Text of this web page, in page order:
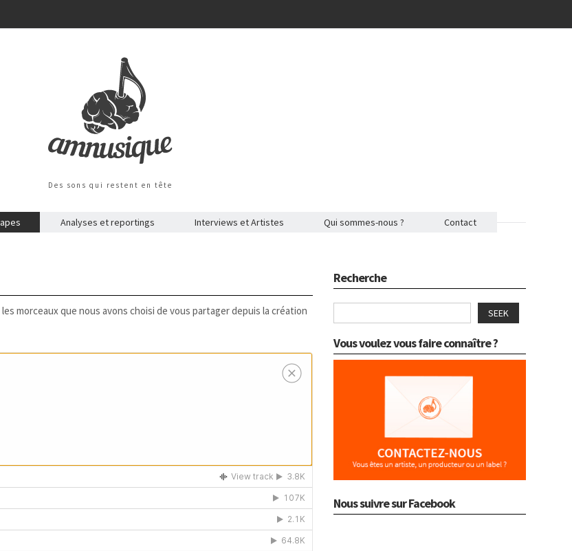
Des sons qui restent en tête
Analyses et reportings Interviews et Artistes Qui sommes-nous ? Contact
morceaux que nous avons choisi de vous partager depuis la création
Recherche
SEEK
Vous voulez vous faire connaître ?
Nous suivre sur Facebook